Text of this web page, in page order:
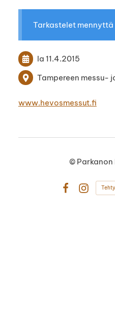
Tarkastelet
la 11.4.2015
Tampereen messu-
www.hevosmessut.fi
©